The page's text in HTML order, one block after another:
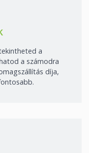
a
a számodra
díja,